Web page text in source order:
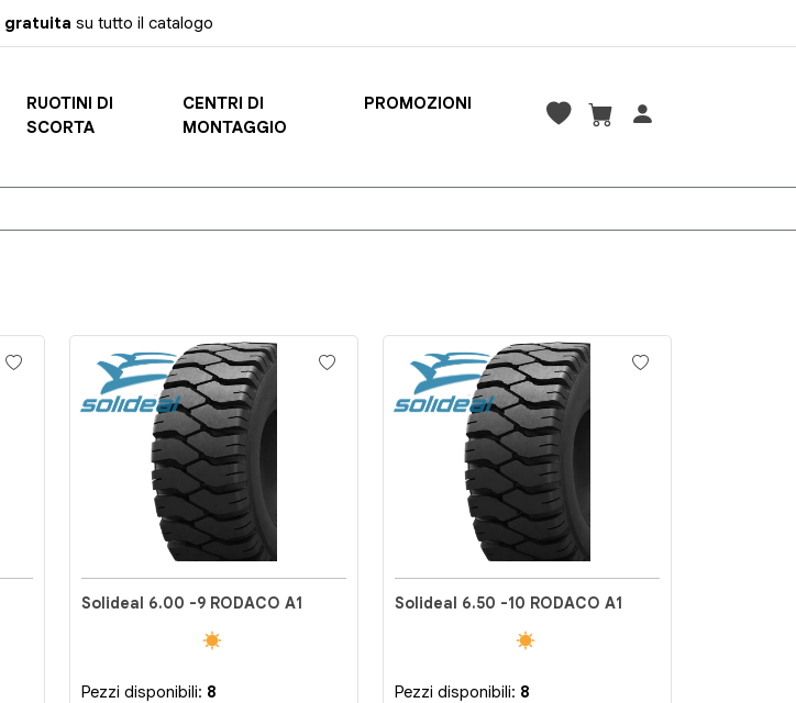
gratuita su tutto il catalogo
RUOTINI DI
SCORTA
CENTRI DI
MONTAGGIO
PROMOZIONI
Solideal 6.00 -9 RODACO A1
Pezzi disponibili: 8
Solideal 6.50 -10 RODACO A1
Pezzi disponibili: 8